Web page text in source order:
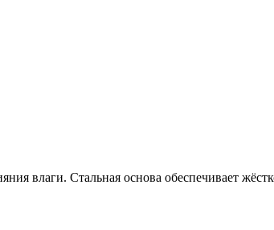
влаги. Стальная основа обеспечивает